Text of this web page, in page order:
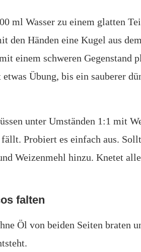
ml Wasser zu einem glatten
den Händen eine Kugel aus
einem schweren Gegenstand
Übung, bis ein sauberer
unter Umständen 1:1 mit
Probiert es einfach aus.
Weizenmehl hinzu. Knetet
falten
Öl von beiden Seiten braten